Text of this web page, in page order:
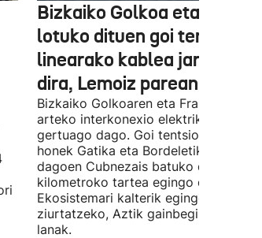
Bizkaiko Golkoa eta
lotuko dituen goi tentsioko
linearako kablea jartzen
dira, Lemoiz parean
Bizkaiko Golkoaren eta Frantziaren
arteko interkonexio elektrikoa
gertuago dago. Goi tentsioko linea
honek Gatika eta Bordeletik gertu
dagoen Cubnezais batuko ditu eta
kilometroko tartea egingo du ur
Ekosistemari kalterik egingo ez
ziurtatzeko, Aztik gainbegiratuko
lanak.